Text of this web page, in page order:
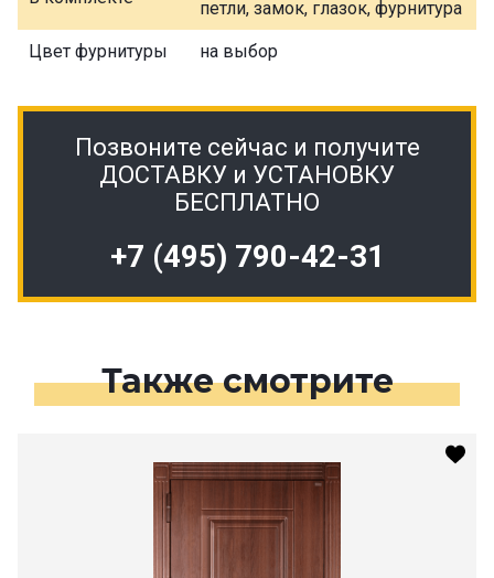
петли, замок, глазок, фурнитура
Цвет фурнитуры на выбор
Позвоните сейчас и получите
ДОСТАВКУ и УСТАНОВКУ
БЕСПЛАТНО
+7 (495) 790-42-31
Также смотрите